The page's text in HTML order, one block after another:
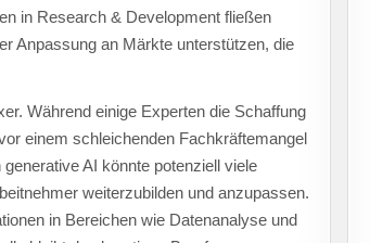
in Research & Development fließen
Anpassung an Märkte unterstützen, die
Während einige Experten die Schaffung
einem schleichenden Fachkräftemangel
AI könnte potenziell viele
weiterzubilden und anzupassen.
in Bereichen wie Datenanalyse und